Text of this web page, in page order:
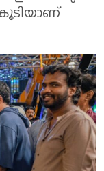
കൂടിയാണ്